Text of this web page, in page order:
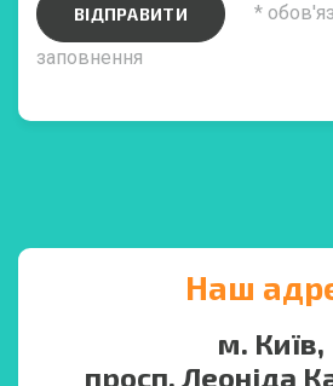
ВІДПРАВИТИ
*
заповнення
Наш
м. Київ,
просп. Леоніда